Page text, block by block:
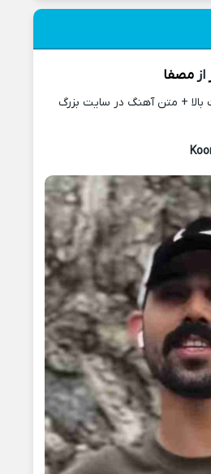
ازمصفا
+ متن آهنگ در سایت بزرگ